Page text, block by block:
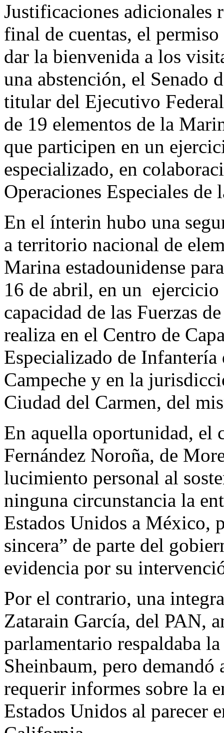
Justificaciones adicionales
final de cuentas, el
dar la bienvenida a los
una abstención, el Senado
titular del Ejecutivo
de 19 elementos de la
que participen en un
especializado, en
Operaciones Especiales de
En el ínterin hubo una
a territorio nacional de
Marina estadounidense
16 de abril, en un
capacidad de las Fuerzas
realiza en el Centro de
Especializado de
Campeche y en la
Ciudad del Carmen, del
En aquella oportunidad, el
Fernández Noroña, de
lucimiento personal al
ninguna circunstancia la
Estados Unidos a México,
sincera” de parte del
evidencia por su
Por el contrario, una
Zatarain García, del PAN,
parlamentario respaldaba
Sheinbaum, pero
requerir informes sobre la
Estados Unidos al parecer